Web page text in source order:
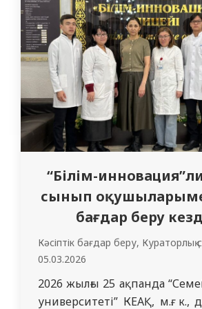
ұйымдастырылды.
студенттерге гендер
түсіндіру, гендерлік
дамуындағы, соның ішінде…
“Білім-
сынып
бағдар беру
Кәсіптік бағдар беру, Кураторлық
05.03.2026
2026 жылғы 25 ақпанда
университеті” КЕАҚ, м.ғ.